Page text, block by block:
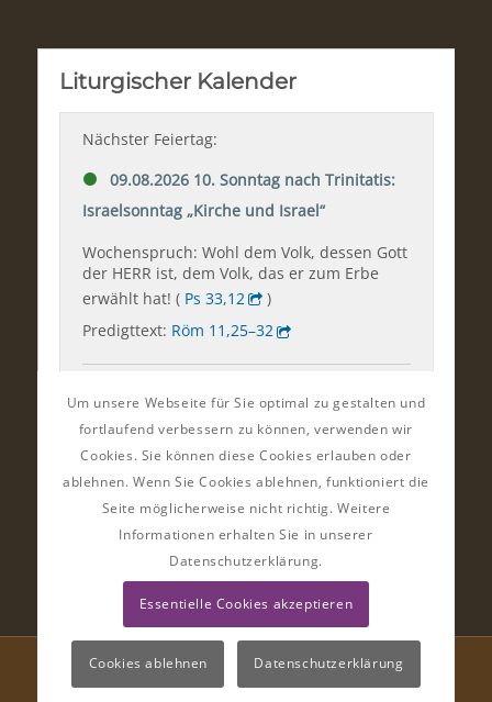
© Ev.-Luth. Kirchgemeinden im Striegistal | Gestaltung:Almut Bieber
Design & Werbung
Um unsere Webseite für Sie optimal zu gestalten und
fortlaufend verbessern zu können, verwenden wir
Cookies. Sie können diese Cookies erlauben oder
ablehnen. Wenn Sie Cookies ablehnen, funktioniert die
Seite möglicherweise nicht richtig. Weitere
Informationen erhalten Sie in unserer
Datenschutzerklärung.
Essentielle Cookies akzeptieren
Cookies ablehnen Datenschutzerklärung